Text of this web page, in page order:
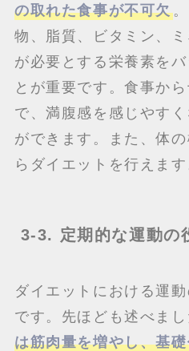
の取れた食事が不可欠
物、脂質、ビタミン、
が必要とする栄養素を
とが重要です。食事か
で、満腹感を感じやす
ができます。また、体
らダイエットを行えます
3-3. 定期的な運動の
ダイエットにおける運
です。先ほども述べまし
は筋肉量を増やし、基